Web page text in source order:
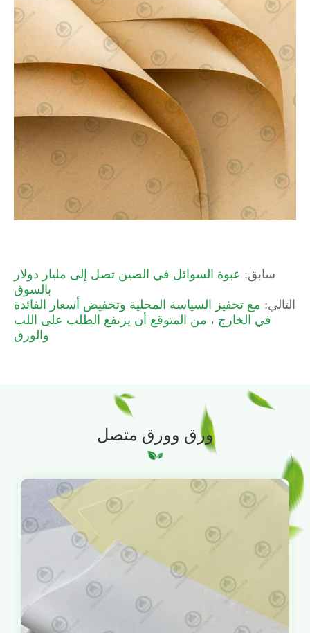
سابق: عبوة السوائل في الصين تصل إلى مليار دولار
بالسوق
التالي: مع تحفيز السياسة المحلية وتخفيض أسعار الفائدة
في الخارج ، من المتوقع أن يرتفع الطلب على اللب
والورق
ورق وورق متصل